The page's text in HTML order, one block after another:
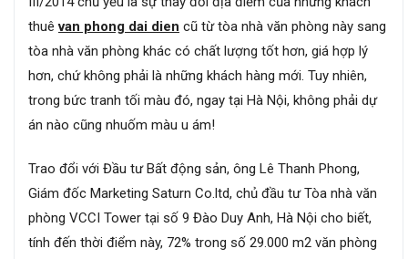
thuêvan phong dai dien cũ từ tòa nhà văn phòng này sang
tòa nhà văn phòng khác có chất lượng tốt hơn, giá hợp lý
hơn, chứ không phải là những khách hàng mới. Tuy nhiên,
trong bức tranh tối màu đó, ngay tại Hà Nội, không phải dự
án nào cũng nhuốm màu u ám!
Trao đổi với Đầu tư Bất động sản, ông Lê Thanh Phong,
Giám đốc Marketing Saturn Co.ltd, chủ đầu tư Tòa nhà văn
phòng VCCI Tower tại số 9 Đào Duy Anh, Hà Nội cho biết,
tính đến thời điểm này, 72% trong số 29.000 m2 văn phòng